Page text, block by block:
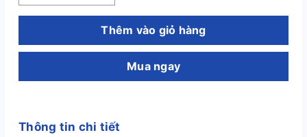
Thêm vào giỏ hàng
Mua ngay
Thông tin chi tiết